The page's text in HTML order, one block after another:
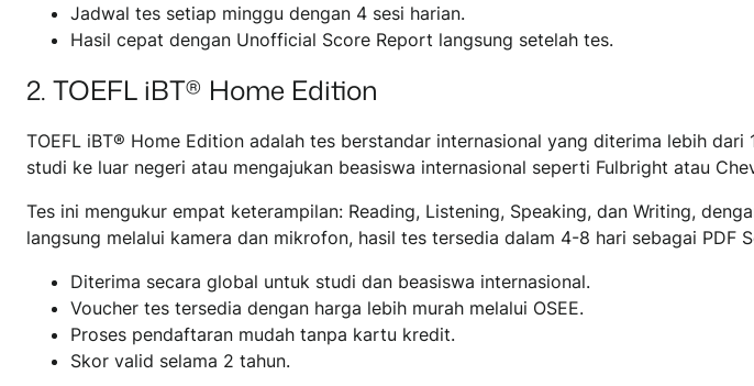
Jadwal tes setiap minggu dengan 4 sesi harian.
Hasil cepat dengan Unofficial Score Report langsung setelah tes.
2. TOEFL iBT® Home Edition
TOEFL iBT® Home Edition adalah tes berstandar internasional yang diterima lebih
studi ke luar negeri atau mengajukan beasiswa internasional seperti Fulbright atau
Tes ini mengukur empat keterampilan: Reading, Listening, Speaking, dan Writing,
langsung melalui kamera dan mikrofon, hasil tes tersedia dalam 4-8 hari sebagai PDF
Diterima secara global untuk studi dan beasiswa internasional.
Voucher tes tersedia dengan harga lebih murah melalui OSEE.
Proses pendaftaran mudah tanpa kartu kredit.
Skor valid selama 2 tahun.